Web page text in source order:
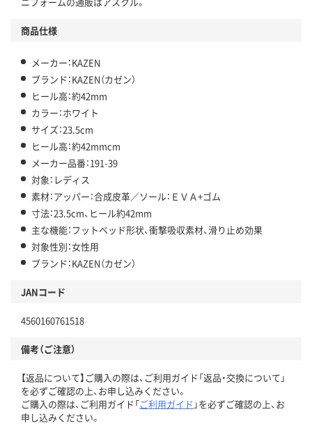
商品仕様
メーカー：KAZEN
ブランド：KAZEN（カゼン）
ヒール高：約42mm
カラー：ホワイト
サイズ：23.5cm
ヒール高：約42mmcm
メーカー品番：191-39
対象：レディス
素材：アッパー：合成皮革／ソール：ＥＶＡ+ゴム
寸法：23.5cm、ヒール約42mm
主な機能：フットベッド形状、衝撃吸収素材、滑り止め効果
対象性別：女性用
ブランド：KAZEN（カゼン）
JANコード
4560160761518
備考（ご注意）
【返品について】ご購入の際は、ご利用ガイド「返品・交換について」
を必ずご確認の上、お申し込みください。
ご購入の際は、ご利用ガイド「ご利用ガイド 」を必ずご確認の上、お
申し込みください。